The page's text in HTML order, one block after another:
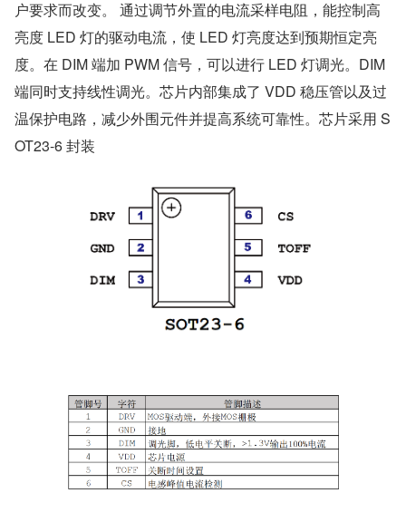
户要求而改变。 通过调节外置的电流采样电阻，能控制高
亮度 LED 灯的驱动电流，使 LED 灯亮度达到预期恒定亮
度。在 DIM 端加 PWM 信号，可以进行 LED 灯调光。DIM
端同时支持线性调光。芯片内部集成了 VDD 稳压管以及过
温保护电路，减少外围元件并提高系统可靠性。芯片采用 S
OT23-6 封装